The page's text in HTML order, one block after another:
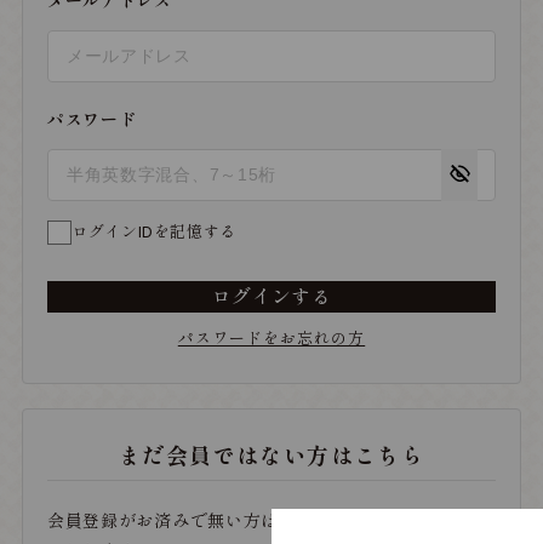
パスワード
ログインIDを記憶する
ログインする
パスワードをお忘れの方
まだ会員ではない方はこちら
会員登録がお済みで無い方は、こちらから登録をお願い